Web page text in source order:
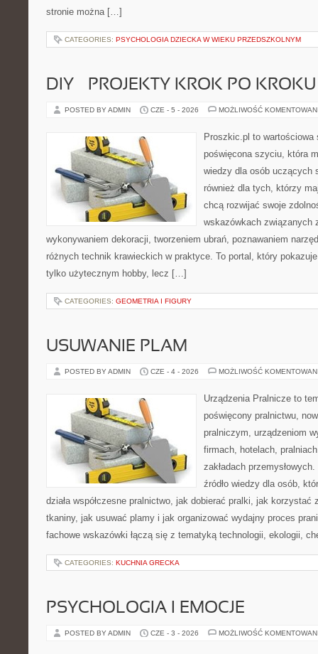
stronie można […]
CATEGORIES: PSYCHOLOGIA DZIECKA W WIEKU PRZEDSZKOLNYM
DIY – PROJEKTY KROK PO KROKU
POSTED BY ADMIN CZE - 5 - 2026 MOŻLIWOŚĆ
Proszkic.pl to wartościowa
poświęcona szyciu, która
wiedzy dla osób uczących
również dla tych, którzy
chcą rozwijać swoje
wskazówkach związanych
wykonywaniem dekoracji, tworzeniem ubrań, poznawaniem
różnych technik krawieckich w praktyce. To portal, który
tylko użytecznym hobby, lecz […]
CATEGORIES: GEOMETRIA I FIGURY
USUWANIE PLAM
POSTED BY ADMIN CZE - 4 - 2026 MOŻLIWOŚĆ
Urządzenia Pralnicze to
poświęcony pralnictwu,
pralniczym, urządzeniom
firmach, hotelach,
zakładach
źródło wiedzy dla osób,
działa współczesne pralnictwo, jak dobierać pralki, jak korzystać
tkaniny, jak usuwać plamy i jak organizować wydajny proces
fachowe wskazówki łączą się z tematyką technologii, ekologii,
CATEGORIES: KUCHNIA GRECKA
PSYCHOLOGIA I EMOCJE
POSTED BY ADMIN CZE - 3 - 2026 MOŻLIWOŚĆ